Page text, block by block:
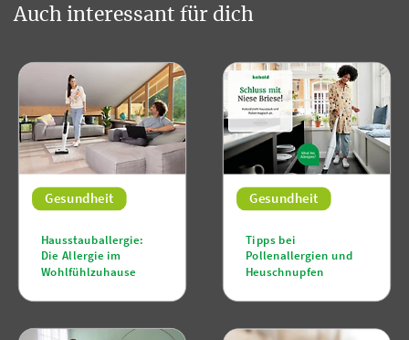
Auch interessant für dich
Gesundheit
Hausstauballergie:
Die Allergie im
Wohlfühlzuhause
Gesundheit
Tipps bei
Pollenallergien und
Heuschnupfen